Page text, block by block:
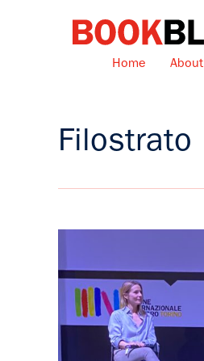
Home About
Filostrato